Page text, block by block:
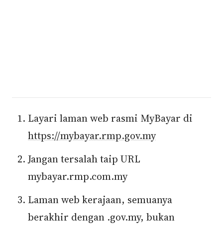
Layari laman web rasmi MyBayar di
https://mybayar.rmp.gov.my
Jangan tersalah taip URL
mybayar.rmp.com.my
Laman web kerajaan, semuanya
berakhir dengan .gov.my, bukan